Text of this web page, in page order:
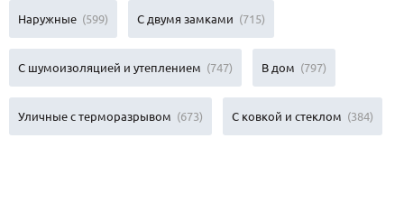
Наружные (599) С двумя замками (715)
С шумоизоляцией и утеплением (747) В дом (797)
Уличные с терморазрывом (673) С ковкой и стеклом (384)